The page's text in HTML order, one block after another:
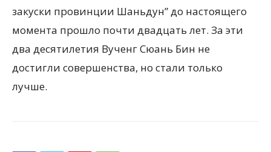
закуски провинции Шаньдун” до настоящего
момента прошло почти двадцать лет. За эти
два десятилетия Вученг Сюань Бин не
достигли совершенства, но стали только
лучше.